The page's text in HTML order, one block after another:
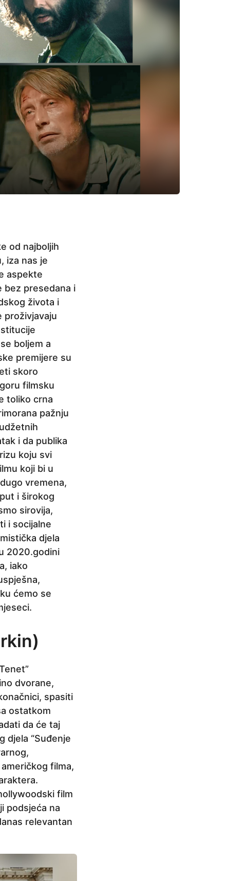
od najboljih
iza nas je
aspekte
bez presedana i
života i
proživjavaju
boljem a
premijere su
skoro
filmsku
toliko crna
pažnju
i da publika
koju svi
koji bi u
vremena,
i širokog
sirovija,
i socijalne
djela
2020.godini
iako
ćemo se
dvorane,
spasiti
ostatkom
da će taj
djela “Suđenje
filma,
film
podsjeća na
relevantan